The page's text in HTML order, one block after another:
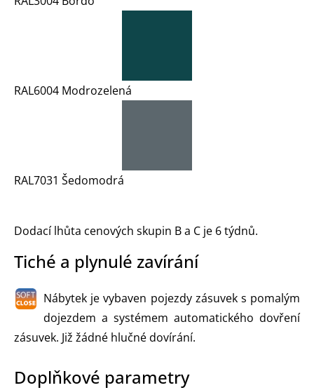
RAL6004 Modrozelená
RAL7031 Šedomodrá
Dodací lhůta cenových skupin B a C je 6 týdnů.
Tiché a plynulé zavírání
Nábytek je vybaven pojezdy zásuvek s pomalým
dojezdem a systémem automatického dovření
zásuvek. Již žádné hlučné dovírání.
Doplňkové parametry